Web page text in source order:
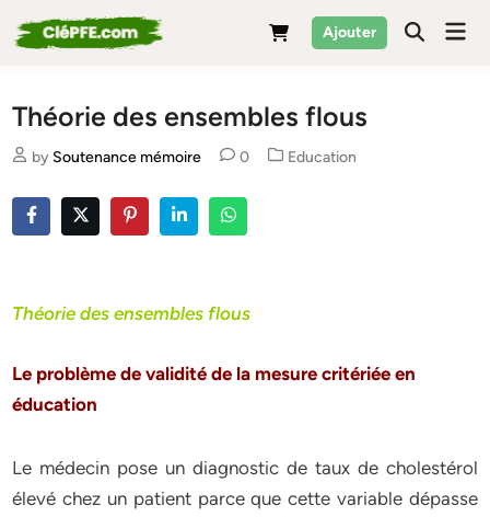
to
Ajouter
Théorie des ensembles flous
by Soutenance mémoire 0
Posted
Education
Théorie des ensembles flous
Le problème de validité de la mesure critériée en
éducation
Le médecin pose un diagnostic de taux de cholestérol
élevé chez un patient parce que cette variable dépasse